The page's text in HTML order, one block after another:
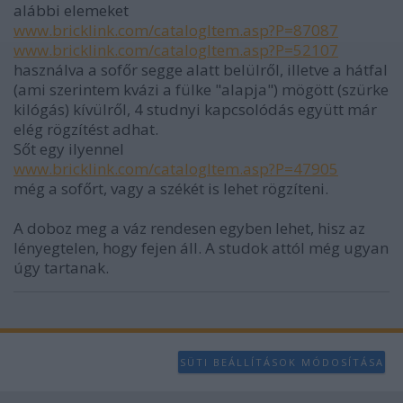
alábbi elemeket
www.bricklink.com/catalogItem.asp?P=87087
www.bricklink.com/catalogItem.asp?P=52107
használva a sofőr segge alatt belülről, illetve a hátfal
(ami szerintem kvázi a fülke "alapja") mögött (szürke
kilógás) kívülről, 4 studnyi kapcsolódás együtt már
elég rögzítést adhat.
Sőt egy ilyennel
www.bricklink.com/catalogItem.asp?P=47905
még a sofőrt, vagy a székét is lehet rögzíteni.
A doboz meg a váz rendesen egyben lehet, hisz az
lényegtelen, hogy fejen áll. A studok attól még ugyan
úgy tartanak.
SÜTI BEÁLLÍTÁSOK MÓDOSÍTÁSA